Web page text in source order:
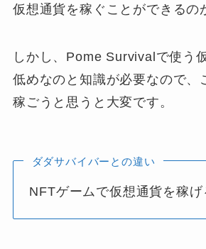
仮想通貨を稼ぐことができるの
しかし、Pome Survivalで使う
低めなのと知識が必要なので、
稼ごうと思うと大変です。
ダダサバイバーとの違い
NFTゲームで仮想通貨を稼げ